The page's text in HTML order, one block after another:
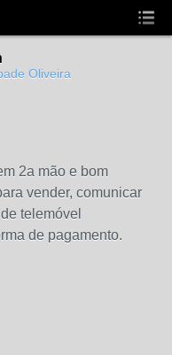
Oliveira
2a mão e bom
vender, comunicar
telemóvel
de pagamento.